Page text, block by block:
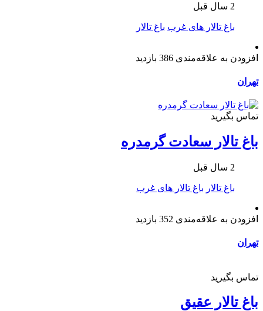
2 سال قبل
باغ تالار های غرب باغ تالار
افزودن به علاقه‌مندی 386 بازدید
تهران
تماس بگیرید
باغ تالار سعادت گرمدره
2 سال قبل
باغ تالار باغ تالار های غرب
افزودن به علاقه‌مندی 352 بازدید
تهران
تماس بگیرید
باغ تالار عقیق